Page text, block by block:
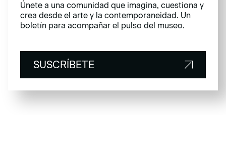
Únete a una comunidad que imagina, cuestiona y
crea desde el arte y la contemporaneidad. Un
boletín para acompañar el pulso del museo.
SUSCRÍBETE
SUSCRÍBETE